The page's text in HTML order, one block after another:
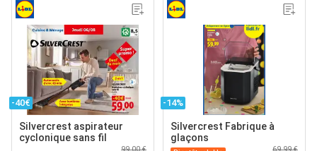
-40€
Silvercrest aspirateur
cyclonique sans fil
99,00 €
-14%
Silvercrest Fabrique à
glaçons
69,99 €